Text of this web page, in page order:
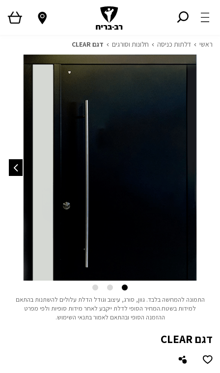
ראשי דלתות כניסה חלונות וסורגים דגם CLEAR
דגם CLEAR
התמונה להמחשה בלבד.גוון, סורג, עיצוב וגודל הדלת עלולים להשתנות בהתאם
למידות בשטח.המחיר הסופי לדלת ייקבע לאחר מידות סופיות ולפי מפרט
ההזמנה הסופי ובהתאם לאמור בתנאי השימוש.